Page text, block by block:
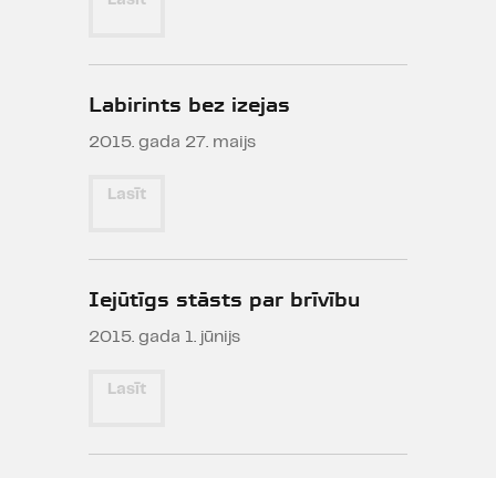
Labirints bez izejas
2015. gada 27. maijs
Lasīt
Iejūtīgs stāsts par brīvību
2015. gada 1. jūnijs
Lasīt